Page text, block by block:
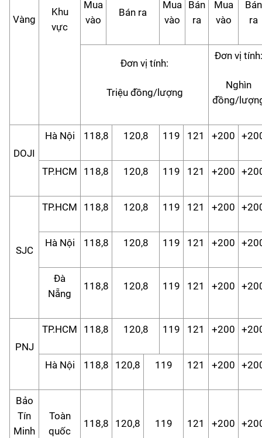
Vàng
Khu
vực
Mua
vào
Bán ra
Mua
vào
Bán
ra
Mua
vào
Bán
ra
Đơn vị tính:
Triệu đồng/lượng
Đơn vị tính:
Nghìn
đồng/
DOJI
Hà Nội 118,8 120,8 119 121 +200
TP.HCM 118,8 120,8 119 121 +200
SJC
TP.HCM 118,8 120,8 119 121 +200
Hà Nội 118,8 120,8 119 121 +200
Đà
Nẵng
118,8 120,8 119 121 +200
PNJ
TP.HCM 118,8 120,8 119 121 +200
Hà Nội 118,8 120,8 119 121 +200
Bảo
Tín
Minh
Toàn
quốc
118,8 120,8 119 121 +200